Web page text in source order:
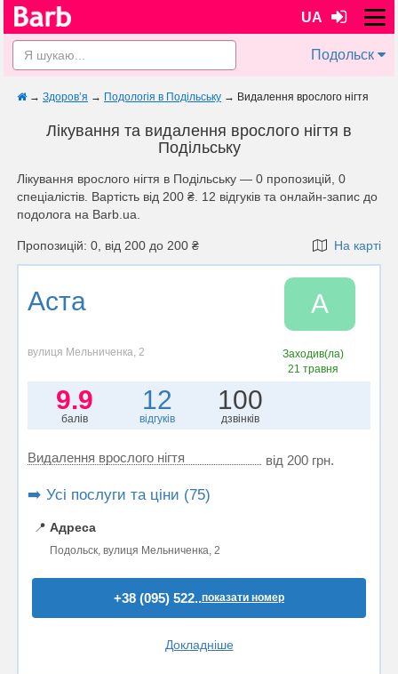
UA
Подольск
→ Здоров’я → Подологія в Подільську → Видалення врослого нігтя
Лікування та видалення врослого нігтя в
Подільську
Лікування врослого нігтя в Подільську — 0 пропозицій, 0
спеціалістів. Вартість від 200 ₴. 12 відгуків та онлайн-запис до
подолога на Barb.ua.
Пропозицій: 0, від 200 до 200 ₴ На карті
Аста А
вулиця Мельниченка, 2
Заходив(ла)
21 травня
9.9
балів
12
відгуків
100
дзвінків
Видалення врослого нігтя від 200 грн.
➡️ Усі послуги та ціни (75)
📍 Адреса
Подольск, вулиця Мельниченка, 2
+38 (095) 522..показати номер
Докладніше